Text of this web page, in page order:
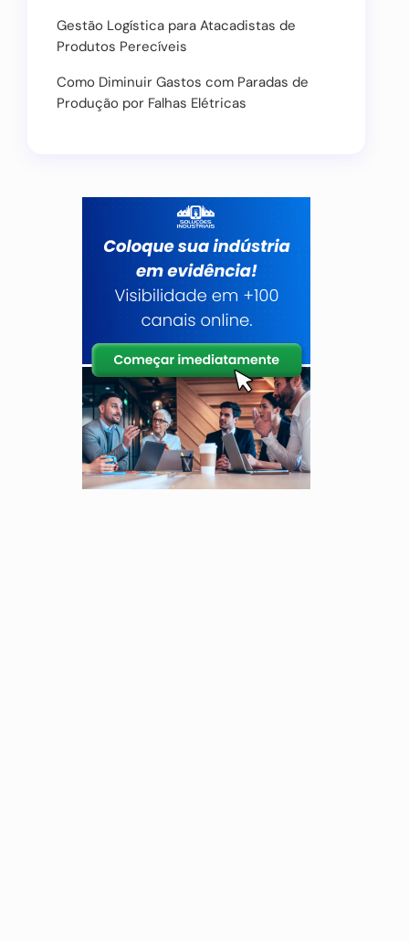
Gestão Logística para Atacadistas de
Produtos Perecíveis
Como Diminuir Gastos com Paradas de
Produção por Falhas Elétricas